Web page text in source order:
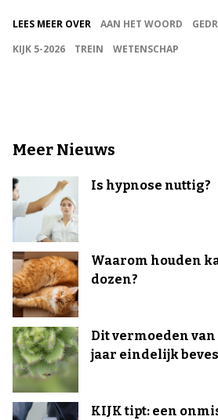
LEES MEER OVER AAN HET WOORD
KIJK 5-2026
TREIN WETENSCHAP
Meer Nieuws
Is hypnose nuttig?
Waarom houden
dozen?
Dit vermoeden van
jaar eindelijk
KIJK tipt: een